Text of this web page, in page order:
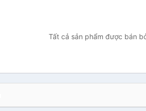
Tất cả sản phẩm được bán